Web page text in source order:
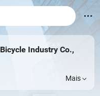
Industry Co.,
Mais